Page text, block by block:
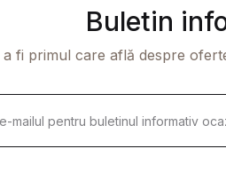
Buletin
fi primul care află despre